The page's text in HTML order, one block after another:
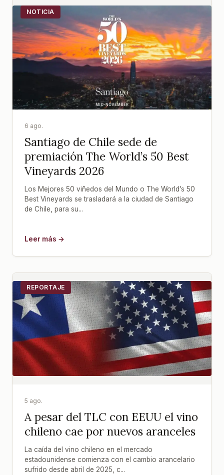
NOTICIA
6 ago.
Santiago de Chile sede de
premiación The World’s 50 Best
Vineyards 2026
Los Mejores 50 viñedos del Mundo o The World’s 50
Best Vineyards se trasladará a la ciudad de Santiago
de Chile, para su...
Leer más →
REPORTAJE
5 ago.
A pesar del TLC con EEUU el vino
chileno cae por nuevos aranceles
La caída del vino chileno en el mercado
estadounidense comienza con el cambio arancelario
sufrido desde abril de 2025, c...